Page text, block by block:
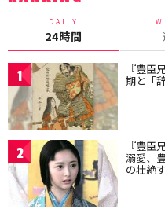
DAILY
24時間
1 『豊臣
期と「
2 『豊臣
溺愛、
の壮絶